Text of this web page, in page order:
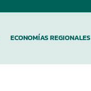
ECONOMÍAS REGIONALES